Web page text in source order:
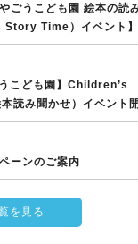
ごうこども園 絵本の読
Time）イベント】
こども園】Children’s
読み聞かせ）イベント開
ーンのご案内
を見る